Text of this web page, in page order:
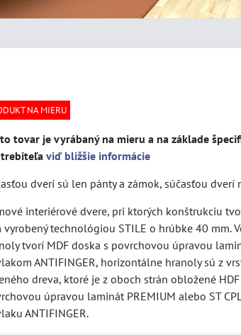
NA MIERU
tovar je vyrábaný na mieru a na základe
viď bližšie informácie
dverí sú len pánty a zámok, súčasťou dverí
interiérové dvere, pri ktorých konštrukciu
vyrobený technológiou STILE o hrúbke 40 mm.
tvorí MDF doska s povrchovou úpravou
ANTIFINGER, horizontálne hranoly sú z
dreva, ktoré je z oboch strán obložené
úpravou laminát PREMIUM alebo ST
ANTIFINGER.